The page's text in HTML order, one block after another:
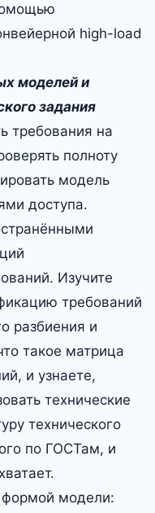
high-load
моделей и
задания
требования на
полноту
модель
доступа.
Изучите
требований
разбиения и
такое матрица
и узнаете,
технические
технического
по ГОСТам, и
формой модели: